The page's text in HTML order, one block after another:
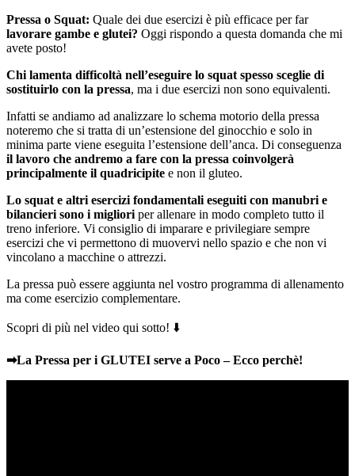
Pressa o Squat: Quale dei due esercizi è più efficace per far
lavorare gambe e glutei? Oggi rispondo a questa domanda che mi
avete posto!
Chi lamenta difficoltà nell’eseguire lo squat spesso sceglie di
sostituirlo con la pressa, ma i due esercizi non sono equivalenti.
Infatti se andiamo ad analizzare lo schema motorio della pressa
noteremo che si tratta di un’estensione del ginocchio e solo in
minima parte viene eseguita l’estensione dell’anca. Di conseguenza
il lavoro che andremo a fare con la pressa coinvolgerà
principalmente il quadricipite e non il gluteo.
Lo squat e altri esercizi fondamentali eseguiti con manubri e
bilancieri sono i migliori per allenare in modo completo tutto il
treno inferiore. Vi consiglio di imparare e privilegiare sempre
esercizi che vi permettono di muovervi nello spazio e che non vi
vincolano a macchine o attrezzi.
La pressa può essere aggiunta nel vostro programma di allenamento
ma come esercizio complementare.
Scopri di più nel video qui sotto! ⬇️
➡La Pressa per i GLUTEI serve a Poco – Ecco perchè!